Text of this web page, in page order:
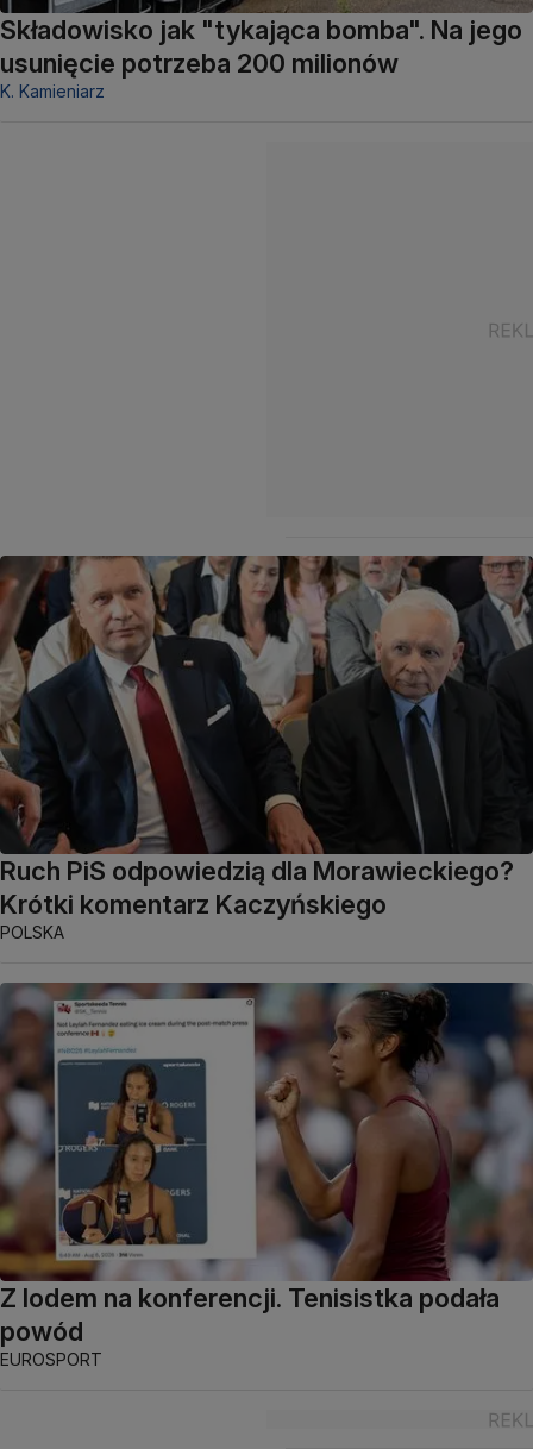
Składowisko jak "tykająca bomba". Na jego
usunięcie potrzeba 200 milionów
K. Kamieniarz
Ruch PiS odpowiedzią dla Morawieckiego?
Krótki komentarz Kaczyńskiego
POLSKA
Z lodem na konferencji. Tenisistka podała
powód
EUROSPORT